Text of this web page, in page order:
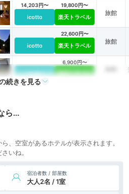
14,203円〜
icotto
19,800円〜
楽天トラベル
旅館
icotto
22,600円〜
楽天トラベル
旅館
icotto
6,900円〜
楽天トラベル
続きを見る
ら…
、空室があるホテルが表示されます。
いね。
宿泊者数 / 部屋数
大人2名 / 1室